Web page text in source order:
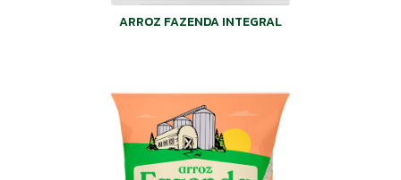
ARROZ FAZENDA INTEGRAL